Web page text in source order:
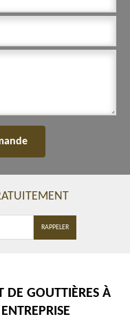
DE GOUTTIÈRES À